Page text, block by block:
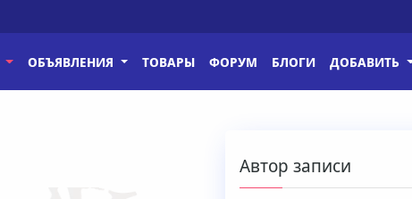
ОБЪЯВЛЕНИЯ ТОВАРЫ ФОРУМ БЛОГИ ДОБАВИТЬ
Автор записи